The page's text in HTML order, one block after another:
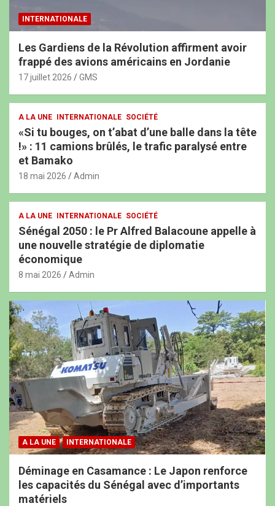
INTERNATIONALE
Les Gardiens de la Révolution affirment avoir
frappé des avions américains en Jordanie
17 juillet 2026 GMS
A LA UNE INTERNATIONALE SOCIÉTÉ
«Si tu bouges, on t’abat d’une balle dans la tête
!» : 11 camions brûlés, le trafic paralysé entre
et Bamako
18 mai 2026 Admin
A LA UNE INTERNATIONALE SOCIÉTÉ
Sénégal 2050 : le Pr Alfred Balacoune appelle à
une nouvelle stratégie de diplomatie
économique
8 mai 2026 Admin
A LA UNE INTERNATIONALE
Déminage en Casamance : Le Japon renforce
les capacités du Sénégal avec d’importants
matériels